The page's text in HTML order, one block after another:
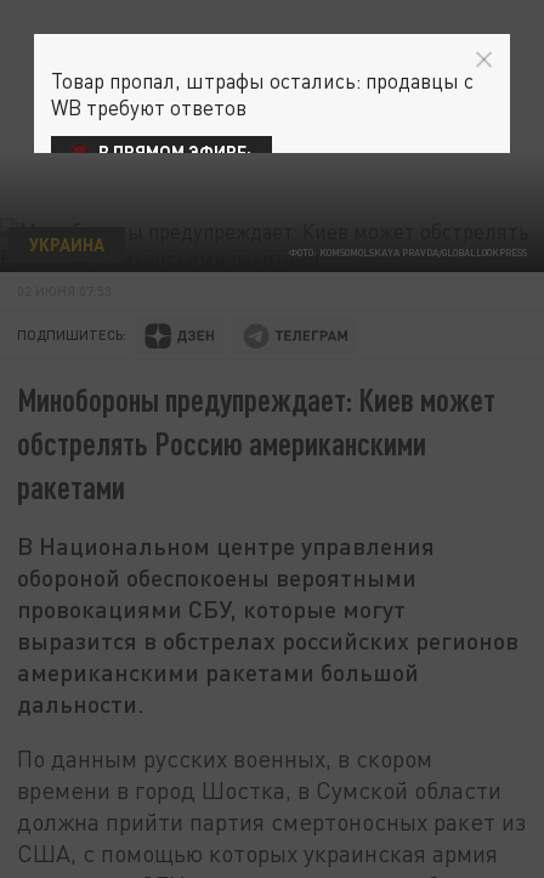
ФОТО: KOMSOMOLSKAYA PRAVDA/GLOBALLOOKPRESS
УКРАИНА
ПОДПИШИТЕСЬ:
Минобороны предупреждает: Киев может
обстрелять Россию американскими
ракетами
В Национальном центре управления
обороной обеспокоены вероятными
провокациями СБУ, которые могут
выразится в обстрелах российских регионов
американскими ракетами большой
дальности.
По данным русских военных, в скором
времени в город Шостка, в Сумской области
должна прийти партия смертоносных ракет из
США, с помощью которых украинская армия
Товар пропал, штрафы остались: продавцы с
WB требуют ответов
В ПРЯМОМ ЭФИРЕ: